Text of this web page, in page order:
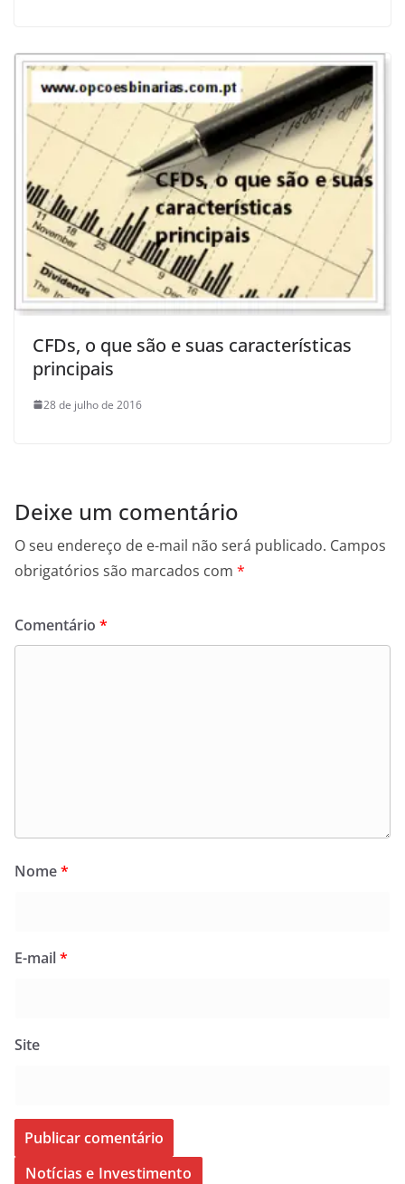
CFDs, o que são e suas características
principais
28 de julho de 2016
Deixe um comentário
O seu endereço de e-mail não será publicado. Campos
obrigatórios são marcados com *
Comentário *
Nome*
E-mail*
Site
Notícias e Investimento